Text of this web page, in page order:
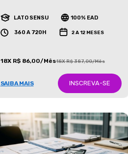
LATO SENSU 100% EAD
360 A 720H 2 A 12 MESES
18X R$ 86,00/Mês18X R$ 387,00/Mês
SAIBA MAIS INSCREVA-SE